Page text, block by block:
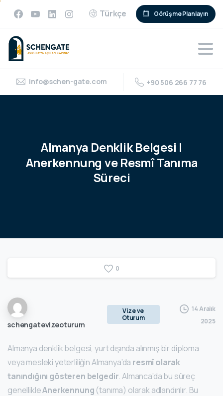
Türkçe Görüşme Planlayın
info@schen-gate.com +90 506 266 77 76
Almanya Denklik Belgesi |
Anerkennung ve ResmîTanıma
Süreci
0
schengatevizeoturum
Vize ve
Oturum
14 Aralık
2025
Almanya denklik belgesi, yurt dışında alınmış bir diploma
veya mesleki yeterliliğin Almanya’da resmî olarak
tanındığını gösteren belgedir. Almanca’da bu süreç
genellikleAnerkennung (tanıma) olarak adlandırılır. Bu